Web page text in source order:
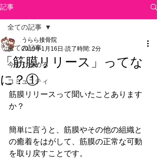
記事
全ての記事
今すぐ始める
コミュニティ
全ての記事
「筋膜リリース」ってな
に？①
うらら接骨院
2019年1月16日 読了時間: 2分
筋膜リリースって聞いたことあります
か？
簡単に言うと、筋膜やその他の組織と
の癒着をはがして、筋膜の正常な可動
を取り戻すことです。